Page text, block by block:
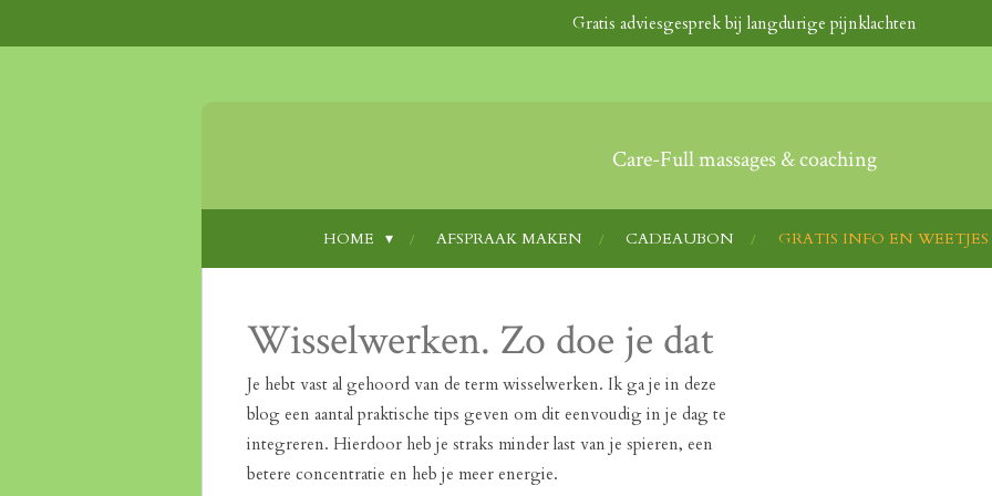
Gratis adviesgesprek bij langdurige pijnklachten
Care-Full massages & coaching
HOME AFSPRAAK MAKEN CADEAUBON GRATIS INFO EN WEETJES
Wisselwerken. Zo doe je dat
Je hebt vast al gehoord van de term wisselwerken. Ik ga je in deze
blog een aantal praktische tips geven om dit eenvoudig in je dag te
integreren. Hierdoor heb je straks minder last van je spieren, een
betere concentratie en heb je meer energie.